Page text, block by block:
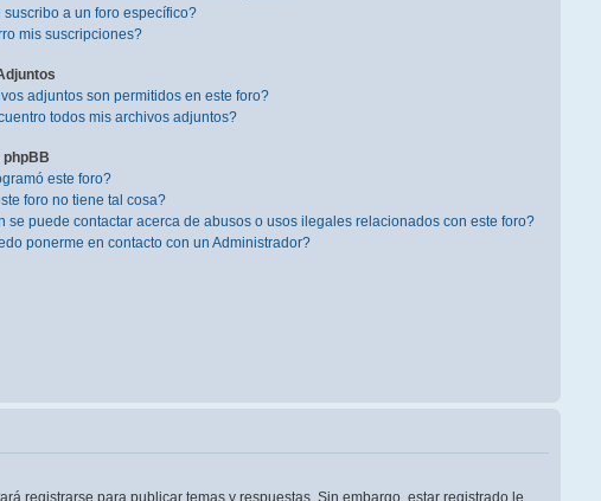
suscribo a un foro específico?
mis suscripciones?
adjuntos son permitidos en este foro?
todos mis archivos adjuntos?
este foro?
foro no tiene tal cosa?
se puede contactar acerca de abusos o usos ilegales relacionados con este foro?
ponerme en contacto con un Administrador?
registrarse para publicar temas y respuestas. Sin embargo, estar registrado le